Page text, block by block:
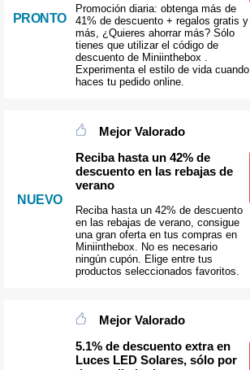
PRONTO
Promoción diaria: obtenga más de
41% de descuento + regalos gratis y
más, ¿Quieres ahorrar más? Sólo
tienes que utilizar el código de
descuento de Miniinthebox .
Experimenta el estilo de vida cuando
haces tu pedido online.
NUEVO
Mejor Valorado
Reciba hasta un 42% de
descuento en las rebajas de
verano
Reciba hasta un 42% de descuento
en las rebajas de verano, consigue
una gran oferta en tus compras en
Miniinthebox. No es necesario
ningún cupón. Elige entre tus
productos seleccionados favoritos.
Mejor Valorado
5.1% de descuento extra en
Luces LED Solares, sólo por